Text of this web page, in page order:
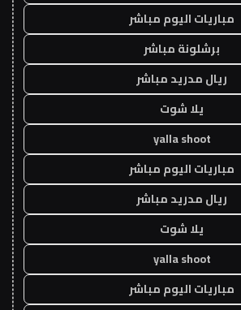
مباريات اليوم مباشر
برشلونة مباشر
ريال مدريد مباشر
يلا شوت
yalla shoot
مباريات اليوم مباشر
ريال مدريد مباشر
يلا شوت
yalla shoot
مباريات اليوم مباشر